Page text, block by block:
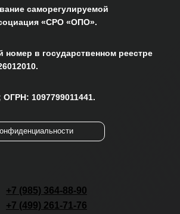
саморегулируемой
«СРО «ОПО».
номер в государственном реестре
1097799011441.
+7 (985) 364-88-90
+7 (499) 261-71-76